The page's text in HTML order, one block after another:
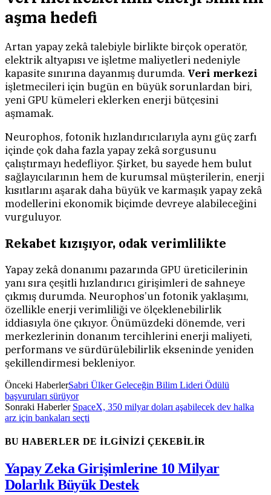
aşma hedefi
Artan yapay zekâ talebiyle birlikte birçok operatör,
elektrik altyapısı ve işletme maliyetleri nedeniyle
kapasite sınırına dayanmış durumda. Veri merkezi
işletmecileri için bugün en büyük sorunlardan biri,
yeni GPU kümeleri eklerken enerji bütçesini
aşmamak.
Neurophos, fotonik hızlandırıcılarıyla aynı güç zarfı
içinde çok daha fazla yapay zekâ sorgusunu
çalıştırmayı hedefliyor. Şirket, bu sayede hem bulut
sağlayıcılarının hem de kurumsal müşterilerin, enerji
kısıtlarını aşarak daha büyük ve karmaşık yapay zekâ
modellerini ekonomik biçimde devreye alabileceğini
vurguluyor.
Rekabet kızışıyor, odak verimlilikte
Yapay zekâ donanımı pazarında GPU üreticilerinin
yanı sıra çeşitli hızlandırıcı girişimleri de sahneye
çıkmış durumda. Neurophos’un fotonik yaklaşımı,
özellikle enerji verimliliği ve ölçeklenebilirlik
iddiasıyla öne çıkıyor. Önümüzdeki dönemde, veri
merkezlerinin donanım tercihlerini enerji maliyeti,
performans ve sürdürülebilirlik ekseninde yeniden
şekillendirmesi bekleniyor.
Önceki HaberlerSabri Ülker Geleceğin Bilim Lideri Ödülü
başvuruları sürüyor
Sonraki Haberler SpaceX, 350 milyar doları aşabilecek dev halka
arz için bankaları seçti
BU HABERLER DE İLGİNİZİ ÇEKEBİLİR
Yapay Zeka Girişimlerine 10 Milyar
Dolarlık Büyük Destek